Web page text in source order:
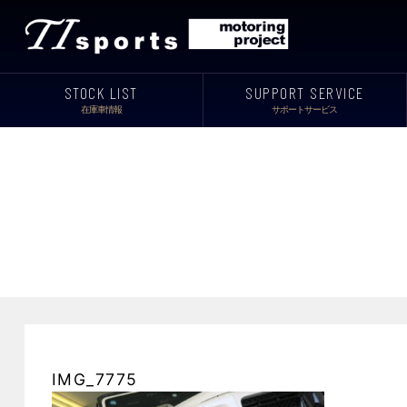
STOCK LIST
在庫車情報
SUPPORT SERVICE
サポートサービス
IMG_7775